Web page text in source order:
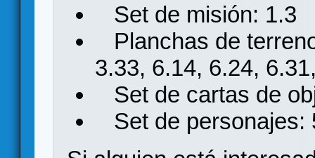
Set de misión: 1.3
Planchas de
3.33, 6.14, 6.24,
Set de cartas de
Set de personajes: